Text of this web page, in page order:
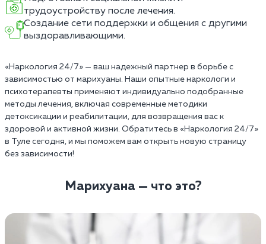
трудоустройству после лечения.
Создание сети поддержки и общения с другими
выздоравливающими.
«Наркология 24/7» — ваш надежный партнер в борьбе с
зависимостью от марихуаны. Наши опытные наркологи и
психотерапевты применяют индивидуально подобранные
методы лечения, включая современные методики
детоксикации и реабилитации, для возвращения вас к
здоровой и активной жизни. Обратитесь в «Наркология 24/7»
в Туле сегодня, и мы поможем вам открыть новую страницу
без зависимости!
Марихуана — что это?